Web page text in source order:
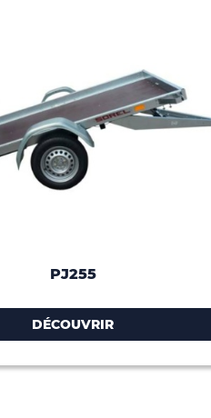
PJ255
DÉCOUVRIR